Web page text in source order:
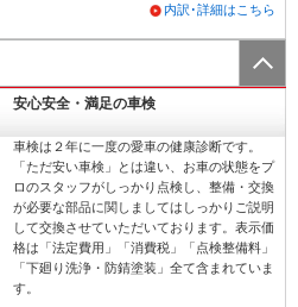
内訳･詳細はこちら
安心安全・満足の車検
車検は２年に一度の愛車の健康診断です。
「ただ安い車検」とは違い、お車の状態をプ
ロのスタッフがしっかり点検し、整備・交換
が必要な部品に関しましてはしっかりご説明
して交換させていただいております。表示価
格は「法定費用」「消費税」「点検整備料」
「下廻り洗浄・防錆塗装」全て含まれていま
す。